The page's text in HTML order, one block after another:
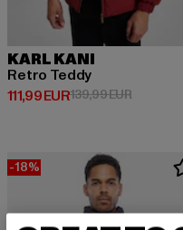
KARL KANI
Retro Teddy
111,99 EUR
Derzeitiger Preis: 111,99 EUR
139,99 EUR
-18%